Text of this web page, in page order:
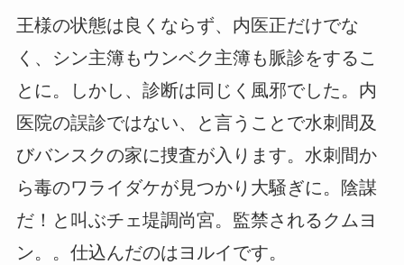
王様の状態は良くならず、内医正だけでな
く、シン主簿もウンベク主簿も脈診をするこ
とに。しかし、診断は同じく風邪でした。内
医院の誤診ではない、と言うことで水刺間及
びバンスクの家に捜査が入ります。水刺間か
ら毒のワライダケが見つかり大騒ぎに。陰謀
だ！と叫ぶチェ堤調尚宮。監禁されるクムヨ
ン。。仕込んだのはヨルイです。